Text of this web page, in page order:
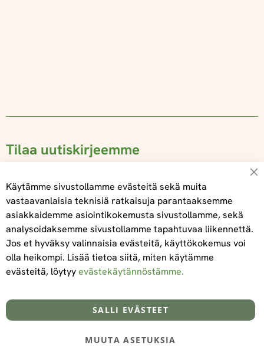
Tilaa uutiskirjeemme
Tilaa
Tietoa meistä
Toimitus- ja maksuehdot
Käytämme sivustollamme evästeitä sekä muita
vastaavanlaisia teknisiä ratkaisuja parantaaksemme
asiakkaidemme asiointikokemusta sivustollamme, sekä
analysoidaksemme sivustollamme tapahtuvaa liikennettä.
Jos et hyväksy valinnaisia evästeitä, käyttökokemus voi
olla heikompi. Lisää tietoa siitä, miten käytämme
evästeitä, löytyyevästekäytännöstämme.
SALLI EVÄSTEET
MUUTA ASETUKSIA